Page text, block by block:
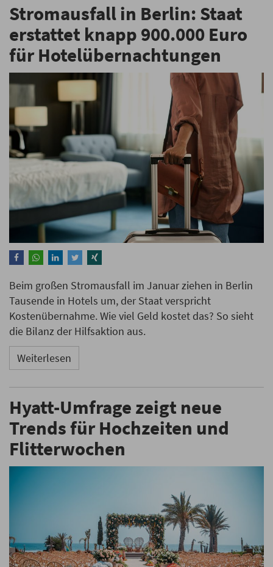
Stromausfall in Berlin: Staat
erstattet knapp 900.000 Euro
für Hotelübernachtungen
Beim großen Stromausfall im Januar ziehen in Berlin
Tausende in Hotels um, der Staat verspricht
Kostenübernahme. Wie viel Geld kostet das? So sieht
die Bilanz der Hilfsaktion aus.
Weiterlesen
Hyatt-Umfrage zeigt neue
Trends für Hochzeiten und
Flitterwochen